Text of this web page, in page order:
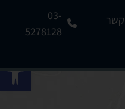
קשר
03-
5278128